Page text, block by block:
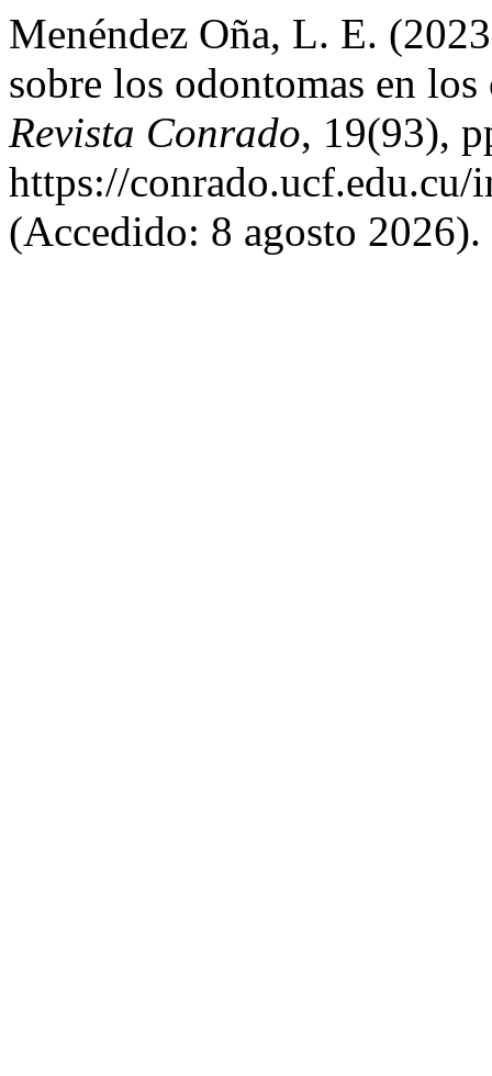
Menéndez Oña, L. E.
sobre los odontomas en
Revista Conrado, 19(93),
https://
(Accedido: 8 agosto 2026).